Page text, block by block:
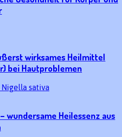
wirksames Heilmittel
bei Hautproblemen
wundersame Heilessenz aus